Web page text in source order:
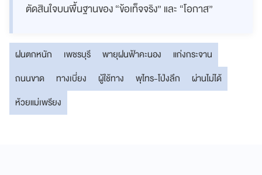
ตัดสินใจบนพื้นฐานของ “ข้อเท็จจริง” และ “โอกาส”
ฝนตกหนัก เพชรบุรี พายุฝนฟ้าคะนอง
แก่งกระจาน
ถนนขาด
ทางเบี่ยง ผู้ใช้ทาง พุไทร-โป่งลึก
ผ่านไม่ได้
ห้วยแม่เพรียง